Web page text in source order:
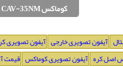
کوماکس CAV-35NM
آیفون تصویری خارجی آیفون تصویری
اصل کره آیفون تصویری کوماکس قیمت